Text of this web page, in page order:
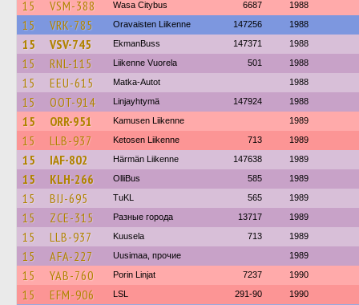
15 VSM-388 Wasa Citybus 6687 1988
15 VRK-785 Oravaisten Liikenne 147256 1988
15 VSV-745 EkmanBuss 147371 1988
15 RNL-115 Liikenne Vuorela 501 1988
15 EEU-615 Matka-Autot 1988
15 OOT-914 Linjayhtymä 147924 1988
15 ORR-951 Kamusen Liikenne 1989
15 LLB-937 Ketosen Liikenne 713 1989
15 IAF-802 Härmän Liikenne 147638 1989
15 KLH-266 OlliBus 585 1989
15 BIJ-695 TuKL 565 1989
15 ZCE-315 Разные города 13717 1989
15 LLB-937 Kuusela 713 1989
15 AFA-227 Uusimaa, прочие 1989
15 YAB-760 Porin Linjat 7237 1990
15 EFM-906 LSL 291-90 1990